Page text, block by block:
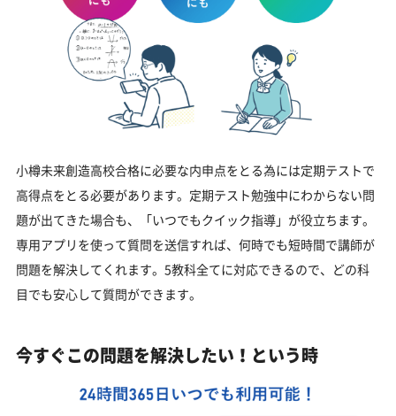
小樽未来創造高校合格に必要な内申点をとる為には定期テストで
高得点をとる必要があります。定期テスト勉強中にわからない問
題が出てきた場合も、「いつでもクイック指導」が役立ちます。
専用アプリを使って質問を送信すれば、何時でも短時間で講師が
問題を解決してくれます。5教科全てに対応できるので、どの科
目でも安心して質問ができます。
今すぐこの問題を解決したい！という時